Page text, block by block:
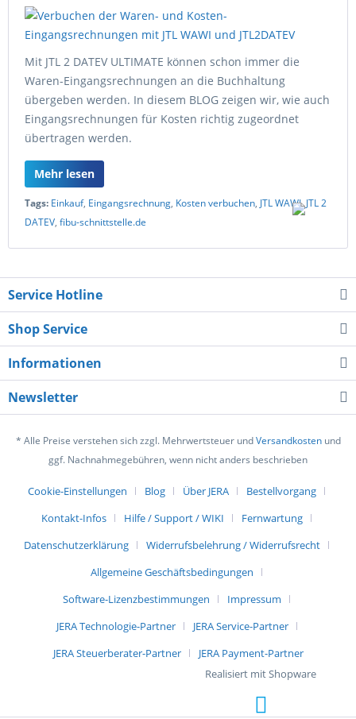
Mit JTL 2 DATEV ULTIMATE können schon immer die
Waren-Eingangsrechnungen an die Buchhaltung
übergeben werden. In diesem BLOG zeigen wir, wie auch
Eingangsrechnungen für Kosten richtig zugeordnet
übertragen werden.
Mehr lesen
Tags: Einkauf, Eingangsrechnung, Kosten verbuchen, JTL WAWI,JTL 2
DATEV, fibu-schnittstelle.de
Service Hotline
Shop Service
Informationen
Newsletter
* Alle Preise verstehen sich zzgl. Mehrwertsteuer undVersandkostenund
ggf. Nachnahmegebühren, wenn nicht anders beschrieben
Cookie-Einstellungen Blog Über JERA
Bestellvorgang
Kontakt-Infos
Hilfe / Support / WIKI
Fernwartung
Datenschutzerklärung
Widerrufsbelehrung / Widerrufsrecht
Allgemeine Geschäftsbedingungen
Software-Lizenzbestimmungen
Impressum
JERA Technologie-Partner
JERA Service-Partner
JERA Steuerberater-Partner
JERA Payment-Partner
Realisiert mit Shopware